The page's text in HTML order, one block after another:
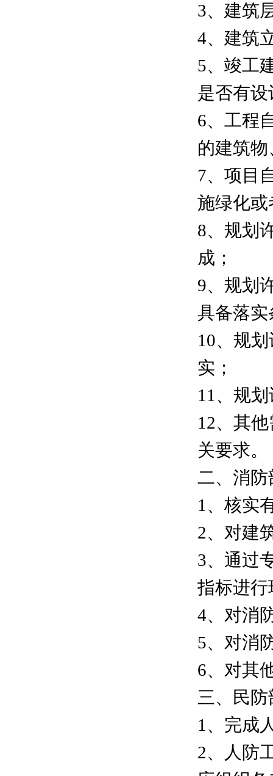
3、建筑
4、建筑
5、竣工
是否有
6、工程
的建筑
7、项目
施绿化
8、规划
成；
9、规划
具备落实
10、规
实；
11、规
12、其
关要求。
二、消
1、核实
2、对建
3、通过
指标进
4、对消
5、对消
6、对其
三、民
1、完成
2、人防